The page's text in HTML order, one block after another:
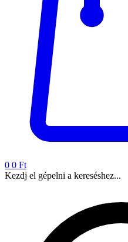
0 0 Ft
Kezdj el gépelni a kereséshez...